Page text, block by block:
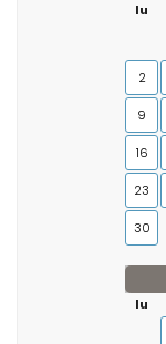
lu
2
9
16
23
30
lu